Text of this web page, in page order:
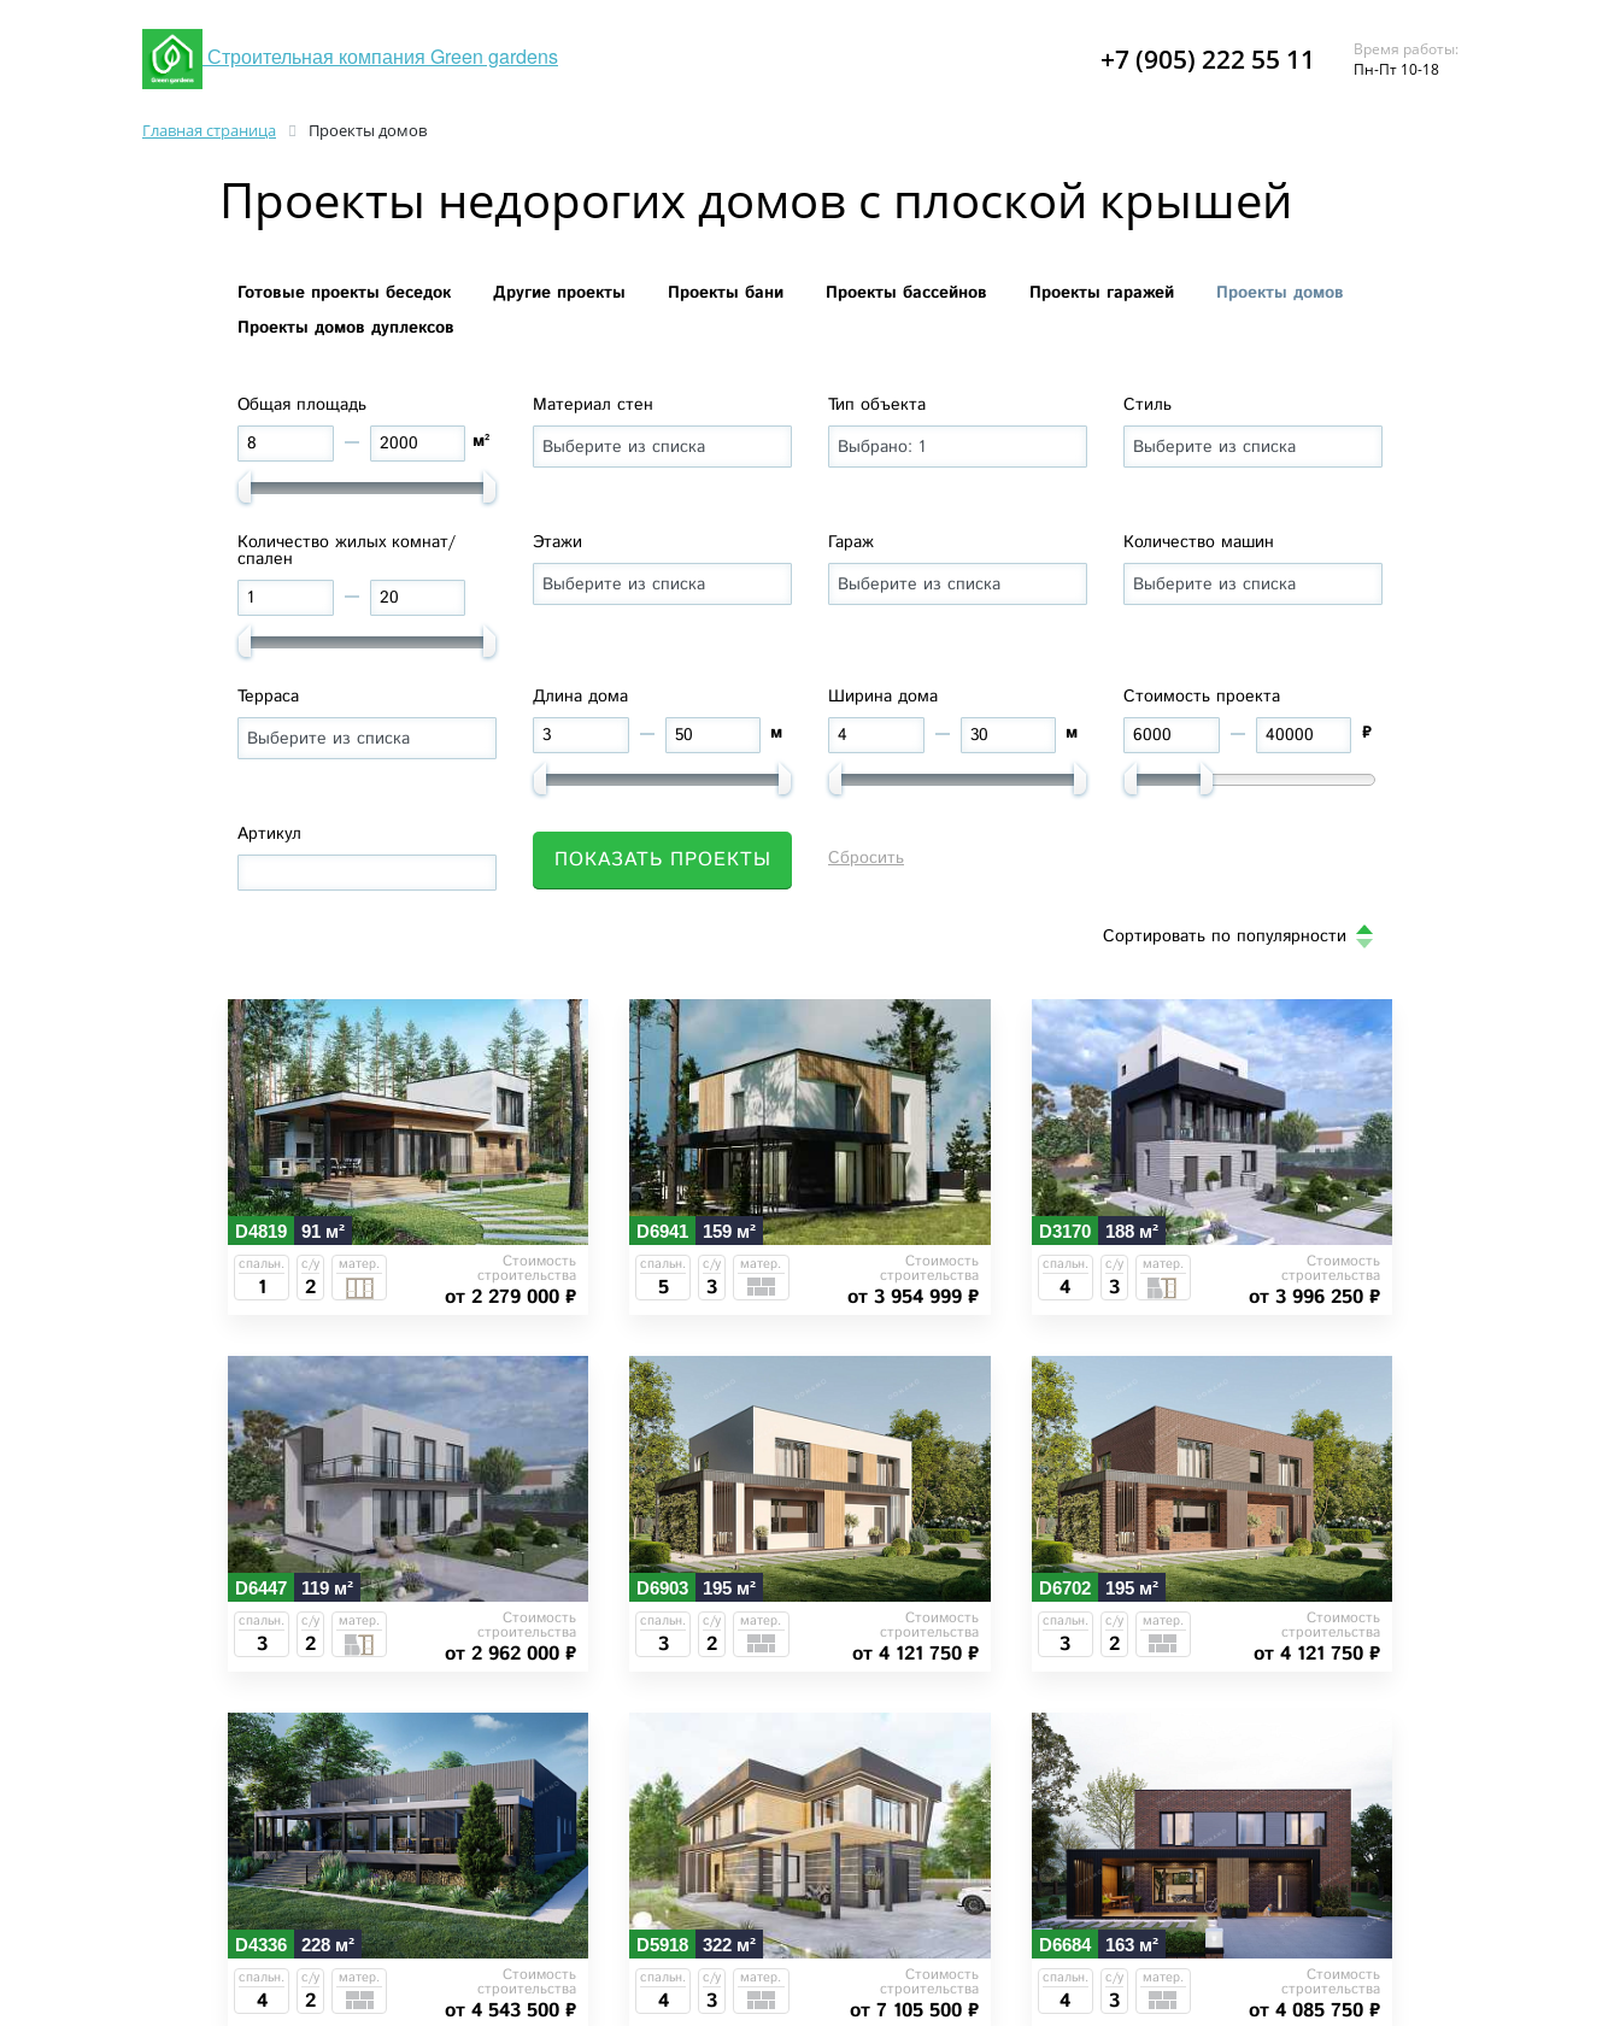
Строительная компания Green gardens +7 (905) 222 55 11
Время работы:
Пн-Пт 10-18
Главная страница Проекты домов
Проекты недорогих домов с плоской крышей
Готовые проекты беседок Другие проекты Проекты бани Проекты бассейнов Проекты гаражей
Проекты домов
Проекты домов дуплексов
Общая площадь
м²
Материал стен Тип объекта Стиль
Количество жилых комнат/
спален
Этажи Гараж Количество машин
Терраса
Длина дома
м
Ширина дома
м
Стоимость проекта
₽
Артикул
ПОКАЗАТЬ ПРОЕКТЫ Сбросить
Сортировать по популярности
D4819 91 м²
спальн.
1
с/у
2
матер. Стоимость
строительства
от 2 279 000 ₽
D6941 159 м²
спальн.
5
с/у
3
матер. Стоимость
строительства
от 3 954 999 ₽
D3170 188 м²
спальн.
4
с/у
3
матер. Стоимость
строительства
от 3 996 250 ₽
D6447 119 м²
спальн.
3
с/у
2
матер. Стоимость
строительства
от 2 962 000 ₽
D6903 195 м²
спальн.
3
с/у
2
матер. Стоимость
строительства
от 4 121 750 ₽
D6702 195 м²
спальн.
3
с/у
2
матер. Стоимость
строительства
от 4 121 750 ₽
D4336 228 м²
спальн.
4
с/у
2
матер. Стоимость
строительства
от 4 543 500 ₽
D5918 322 м²
спальн.
4
с/у
3
матер. Стоимость
строительства
от 7 105 500 ₽
D6684 163 м²
спальн.
4
с/у
3
матер. Стоимость
строительства
от 4 085 750 ₽